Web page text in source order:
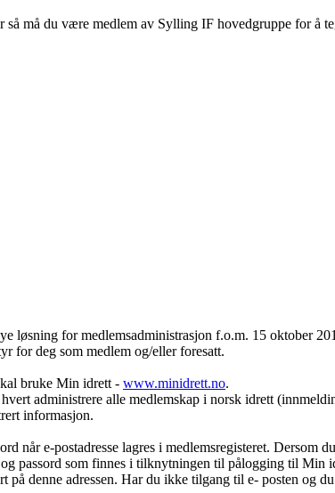
må du være medlem av Sylling IF hovedgruppe for å
løsning for medlemsadministrasjon f.o.m. 15 oktober
for deg som medlem og/eller foresatt.
bruke Min idrett - www.minidrett.no.
administrere alle medlemskap i norsk idrett
informasjon.
når e-postadresse lagres i medlemsregisteret. Dersom
passord som finnes i tilknytningen til pålogging til Min
på denne adressen. Har du ikke tilgang til e- posten og